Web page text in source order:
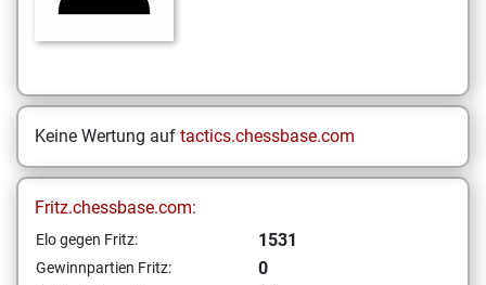
Keine Wertung auf tactics.chessbase.com
Fritz.chessbase.com:
Elo gegen Fritz: 1531
Gewinnpartien Fritz: 0